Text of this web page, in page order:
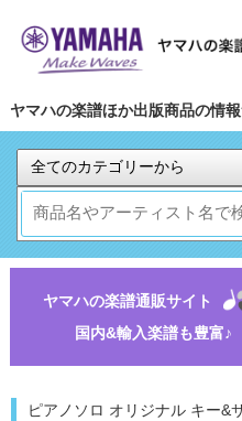
ヤマハの楽譜ほか出版商品の情報
ヤマハの楽譜通販サイト
国内&輸入楽譜も豊富♪
ピアノソロ オリジナル キー&